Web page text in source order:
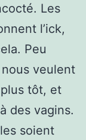
Les
l’ick,
Peu
veulent
tôt, et
des vagins.
soient